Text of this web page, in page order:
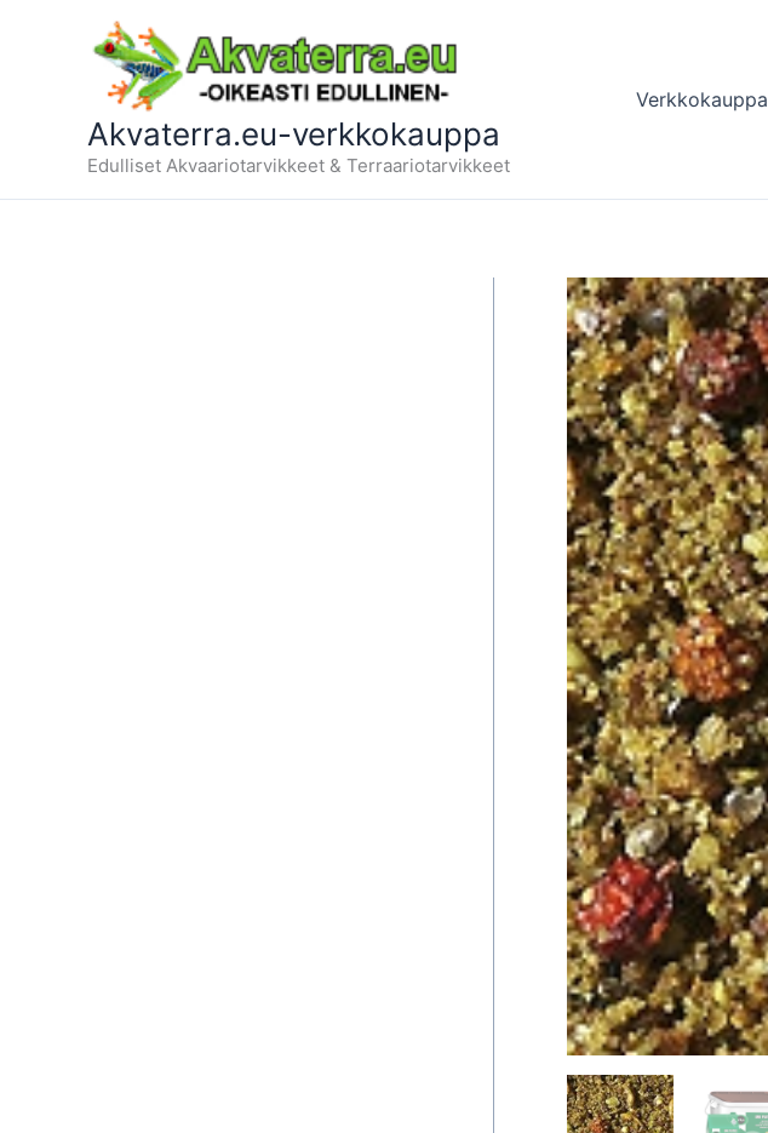
Akvaterra.eu-verkkokauppa
Edulliset Akvaariotarvikkeet & Terraariotarvikkeet
Verkkokauppa